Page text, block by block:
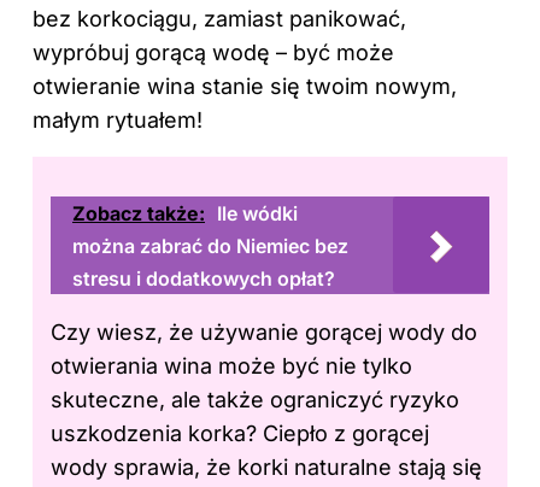
bez korkociągu, zamiast panikować,
wypróbuj gorącą wodę – być może
otwieranie wina stanie się twoim nowym,
małym rytuałem!
Zobacz także: Ile wódki
można zabrać do Niemiec bez
stresu i dodatkowych opłat?
Czy wiesz, że używanie gorącej wody do
otwierania wina może być nie tylko
skuteczne, ale także ograniczyć ryzyko
uszkodzenia korka? Ciepło z gorącej
wody sprawia, że korki naturalne stają się